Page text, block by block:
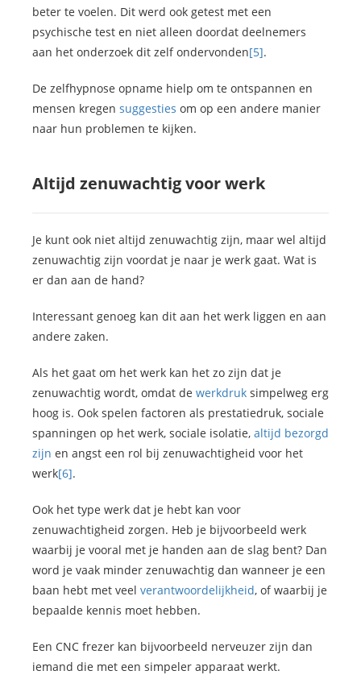
beter te voelen. Dit werd ook getest met een
psychische test en niet alleen doordat deelnemers
aan het onderzoek dit zelf ondervonden[5].
De zelfhypnose opname hielp om te ontspannen en
mensen kregen suggesties om op een andere manier
naar hun problemen te kijken.
Altijd zenuwachtig voor werk
Je kunt ook niet altijd zenuwachtig zijn, maar wel altijd
zenuwachtig zijn voordat je naar je werk gaat. Wat is
er dan aan de hand?
Interessant genoeg kan dit aan het werk liggen en aan
andere zaken.
Als het gaat om het werk kan het zo zijn dat je
zenuwachtig wordt, omdat de werkdruk simpelweg erg
hoog is. Ook spelen factoren als prestatiedruk, sociale
spanningen op het werk, sociale isolatie, altijd bezorgd
zijn en angst een rol bij zenuwachtigheid voor het
werk[6].
Ook het type werk dat je hebt kan voor
zenuwachtigheid zorgen. Heb je bijvoorbeeld werk
waarbij je vooral met je handen aan de slag bent? Dan
word je vaak minder zenuwachtig dan wanneer je een
baan hebt met veel verantwoordelijkheid, of waarbij je
bepaalde kennis moet hebben.
Een CNC frezer kan bijvoorbeeld nerveuzer zijn dan
iemand die met een simpeler apparaat werkt.